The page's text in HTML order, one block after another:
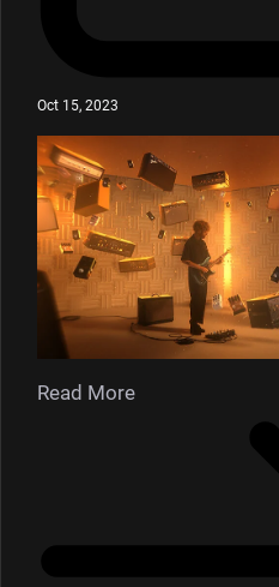
Oct 15, 2023
Read More